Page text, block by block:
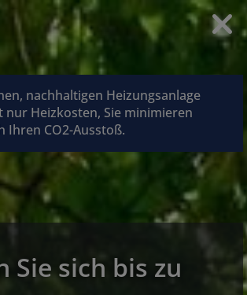
nachhaltigen Heizungsanlage
nur Heizkosten, Sie minimieren
Ihren CO2-Ausstoß.
Sie sich bis zu